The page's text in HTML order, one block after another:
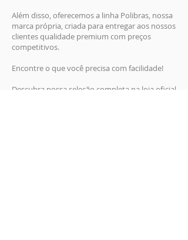
Além disso, oferecemos a linha Polibras, nossa
marca própria, criada para entregar aos nossos
clientes qualidade premium com preços
competitivos.
Encontre o que você precisa com facilidade!
Descubra nossa seleção completa na loja oficial